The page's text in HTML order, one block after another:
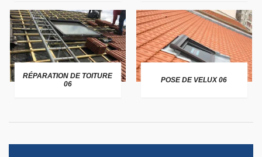
RÉPARATION DE TOITURE
06
POSE DE VELUX 06